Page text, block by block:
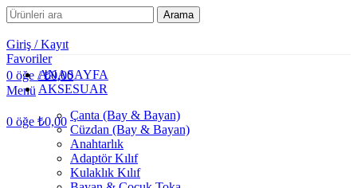
Arama
Giriş / Kayıt
Favoriler
0 öğe / ₺0,00
Menü
0 öğe ₺0,00
ANASAYFA
AKSESUAR
Çanta (Bay & Bayan)
Cüzdan (Bay & Bayan)
Anahtarlık
Adaptör Kılıf
Kulaklık Kılıf